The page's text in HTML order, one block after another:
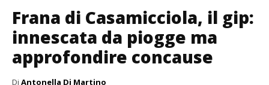
Frana di Casamicciola, il gip:
innescata da piogge ma
approfondire concause
Di Antonella Di Martino